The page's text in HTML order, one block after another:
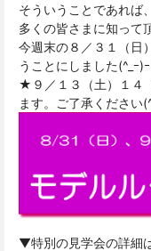
そういうことであれば、
多くの皆さまに知って
今週末の８／３１（日
うことにしました(^_ｰ)
★９／１３（土）１４
ます。ご了承ください
▼特別の見学会の詳細